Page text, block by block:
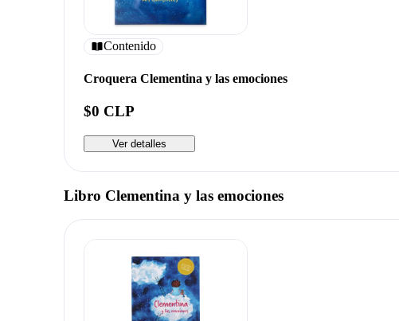
Contenido
Croquera Clementina y las emociones
$0 CLP
Ver detalles
Libro Clementina y las emociones